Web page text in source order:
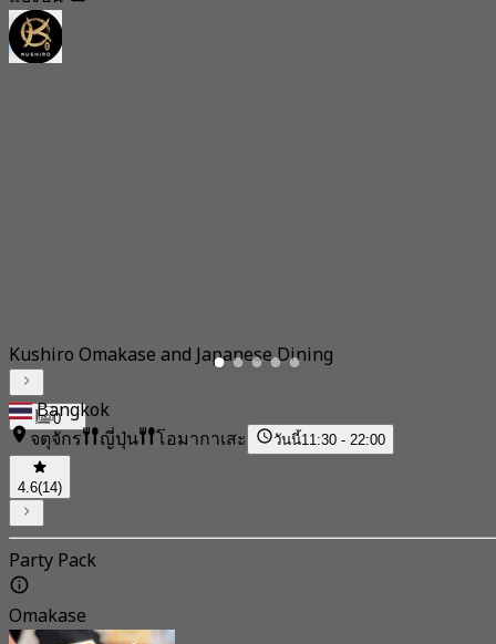
0
Kushiro Omakase and Japanese Dining
Bangkok
จตุจักร
ญี่ปุ่น โอมากาเสะ วันนี้11:30 - 22:00
4.6(14)
Party Pack
Omakase